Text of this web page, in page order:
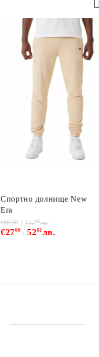
Спортно долнище New
Era
€2700 5281лв.
€60.00 11735лв.